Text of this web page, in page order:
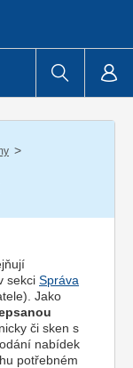
/
sekci Správa
Jako
či sken s
nabídek
potřebném